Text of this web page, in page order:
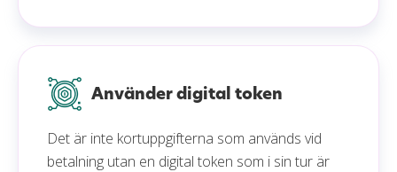
Använder digital token
Det är inte kortuppgifterna som används vid
betalning utan en digital token som i sin tur är